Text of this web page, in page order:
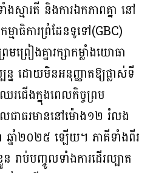
មារតី និងការឯកភាពគ្នា នៅ
មាធិការព្រំដែនទូទៅ(GBC)
ព្រៀងគ្នារក្សាកម្លាំងយោធា
ន្ន ដោយមិនអនុញ្ញាតឱ្យផ្លាស់ទី
ជើងក្នុងពេលកិច្ចព្រម
ាធរមាននៅម៉ោង១២ រំលង
ា ឆ្នាំ២០២៥ ឡើយ។ ភាគីទាំងពីរ
ាប់បញ្ចូលទាំងការដើរល្បាត